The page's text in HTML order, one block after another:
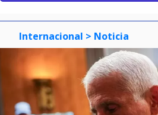
Internacional > Noticia